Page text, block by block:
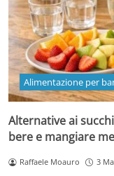
Alimentazione per
Alternative ai
bere e mangiare
Raffaele Moauro 3